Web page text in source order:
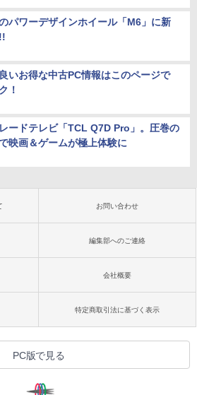
パワーデザインホイール「M6」に新
いお得な中古PC情報はこのページで
！
ードテレビ「TCL Q7D Pro」。圧巻の
映画＆ゲームが極上体験に
お問い合わせ
編集部へのご連絡
会社概要
特定商取引法に基づく表示
PC版で見る